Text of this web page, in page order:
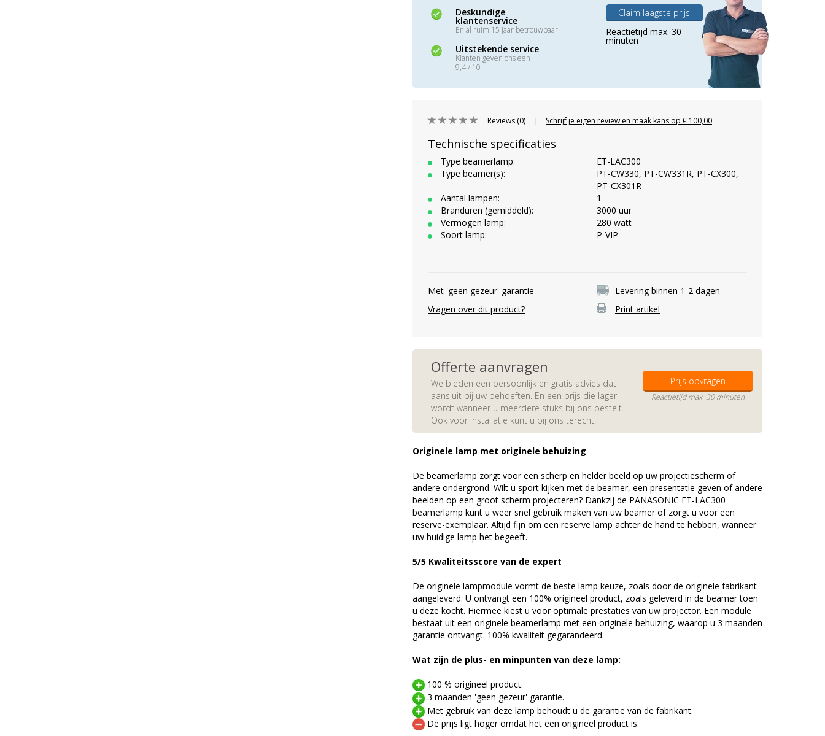
Deskundige
klantenservice
En al ruim 15 jaar betrouwbaar
Uitstekende service
Klanten geven ons een
9,4 / 10
Claim laagste prijs
Reactietijd max. 30
minuten
Reviews (0) Schrijf je eigen review en maak kans op € 100,00
Technische specificaties
Type beamerlamp:
ET-LAC300
Type beamer(s):
PT-CW330, PT-CW331R, PT-CX300,
PT-CX301R
Aantal lampen:
1
Branduren (gemiddeld):
3000 uur
Vermogen lamp:
280 watt
Soort lamp:
P-VIP
Met 'geen gezeur' garantie
Levering binnen 1-2 dagen
Vragen over dit product?
Print artikel
Offerte aanvragen
We bieden een persoonlijk en gratis advies dat
aansluit bij uw behoeften. En een prijs die lager
wordt wanneer u meerdere stuks bij ons bestelt.
Ook voor installatie kunt u bij ons terecht.
Prijs opvragen
Reactietijd max. 30 minuten
Originele lamp met originele behuizing
De beamerlamp zorgt voor een scherp en helder beeld op uw projectiescherm of
andere ondergrond. Wilt u sport kijken met de beamer, een presentatie geven of andere
beelden op een groot scherm projecteren? Dankzij de PANASONIC ET-LAC300
beamerlamp kunt u weer snel gebruik maken van uw beamer of zorgt u voor een
reserve-exemplaar. Altijd fijn om een reserve lamp achter de hand te hebben, wanneer
uw huidige lamp het begeeft.
5/5 Kwaliteitsscore van de expert
De originele lampmodule vormt de beste lamp keuze, zoals door de originele fabrikant
aangeleverd. U ontvangt een 100% origineel product, zoals geleverd in de beamer toen
u deze kocht. Hiermee kiest u voor optimale prestaties van uw projector. Een module
bestaat uit een originele beamerlamp met een originele behuizing, waarop u 3 maanden
garantie ontvangt. 100% kwaliteit gegarandeerd.
Wat zijn de plus- en minpunten van deze lamp:
100 % origineel product.
3 maanden 'geen gezeur' garantie.
Met gebruik van deze lamp behoudt u de garantie van de fabrikant.
De prijs ligt hoger omdat het een origineel product is.